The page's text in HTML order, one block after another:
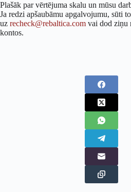
Plašāk par vērtējuma skalu un mūsu
Ja redzi apšaubāmu apgalvojumu, sūti to
uz recheck@rebaltica.com vai dod ziņu
kontos.